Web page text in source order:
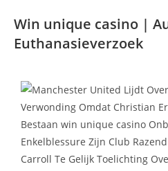
Win unique casino |
Euthanasieverzoek